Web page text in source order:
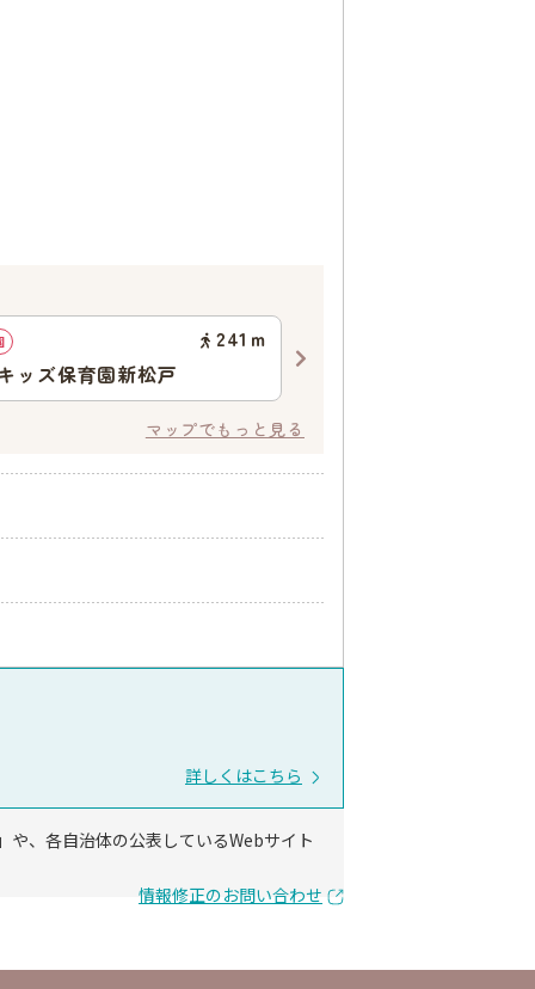
241 ｍ
ッズ保育園新松戸
マップでもっと見る
詳しくはこちら
、各自治体の公表しているWebサイト
情報修正のお問い合わせ